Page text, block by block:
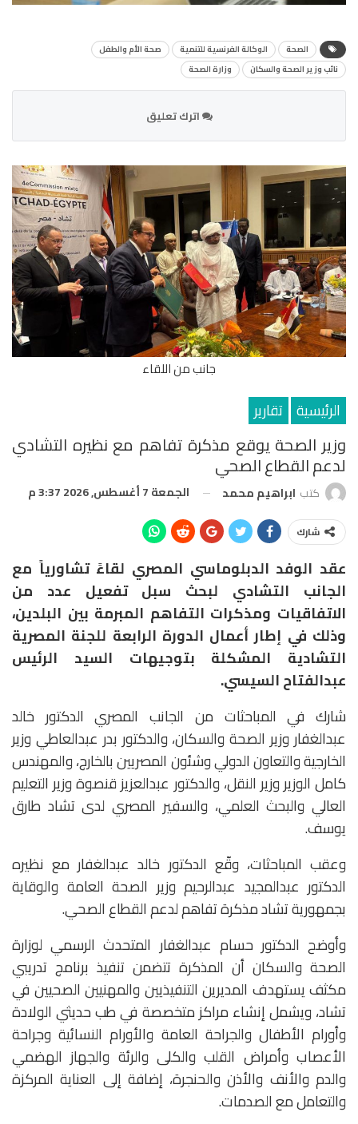
الصحة الوكالة الفرنسية للتنمية
صحة الأم والطفل
نائب وزير الصحة والسكان
وزارة الصحة
اترك تعليق
جانب من اللقاء
الرئيسية تقارير
وزير الصحة يوقع مذكرة تفاهم مع نظيره التشادي
لدعم القطاع الصحي
كتب ابراهيم محمد الجمعة 7 أغسطس, 2026 3:37 م
شارك
عقد الوفد الدبلوماسي المصري لقاءً تشاورياً مع
الجانب التشادي لبحث سبل تفعيل عدد من
الاتفاقيات ومذكرات التفاهم المبرمة بين البلدين،
وذلك في إطار أعمال الدورة الرابعة للجنة المصرية
التشادية المشكلة بتوجيهات السيد الرئيس
عبدالفتاح السيسي.
شارك في المباحثات من الجانب المصري الدكتور خالد
عبدالغفار وزير الصحة والسكان، والدكتور بدر عبدالعاطي وزير
الخارجية والتعاون الدولي وشئون المصريين بالخارج، والمهندس
كامل الوزير وزير النقل، والدكتور عبدالعزيز قنصوة وزير التعليم
العالي والبحث العلمي، والسفير المصري لدى تشاد طارق
يوسف.
وعقب المباحثات، وقّع الدكتور خالد عبدالغفار مع نظيره
الدكتور عبدالمجيد عبدالرحيم وزير الصحة العامة والوقاية
بجمهورية تشاد مذكرة تفاهم لدعم القطاع الصحي.
وأوضح الدكتور حسام عبدالغفار المتحدث الرسمي لوزارة
الصحة والسكان أن المذكرة تتضمن تنفيذ برنامج تدريبي
مكثف يستهدف المديرين التنفيذيين والمهنيين الصحيين في
تشاد، ويشمل إنشاء مراكز متخصصة في طب حديثي الولادة
وأورام الأطفال والجراحة العامة والأورام النسائية وجراحة
الأعصاب وأمراض القلب والكلى والرئة والجهاز الهضمي
والدم والأنف والأذن والحنجرة، إضافة إلى العناية المركزة
والتعامل مع الصدمات.